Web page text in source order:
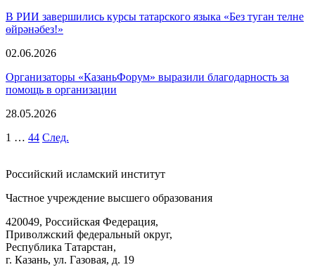
В РИИ завершились курсы татарского языка «Без туган телне
өйрәнәбез!»
02.06.2026
Организаторы «КазаньФорум» выразили благодарность за
помощь в организации
28.05.2026
1 … 44 След.
Российский исламский институт
Частное учреждение высшего образования
420049, Российская Федерация,
Приволжский федеральный округ,
Республика Татарстан,
г. Казань, ул. Газовая, д. 19